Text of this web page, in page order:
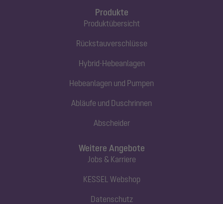
Produkte
Produktübersicht
Rückstauverschlüsse
Hybrid-Hebeanlagen
Hebeanlagen und Pumpen
Abläufe und Duschrinnen
Abscheider
Weitere Angebote
Jobs & Karriere
KESSEL Webshop
Datenschutz